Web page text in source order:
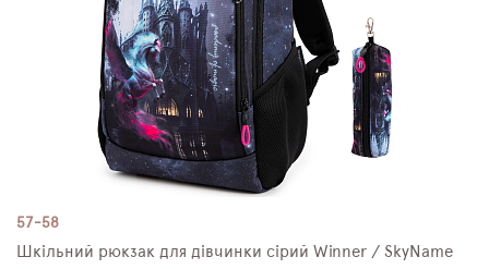
57-58
Шкільний рюкзак для дівчинки сірий Winner / SkyNamе